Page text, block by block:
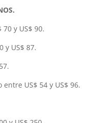
y US$ 90.
y US$ 87.
US$ 54 y US$ 96.